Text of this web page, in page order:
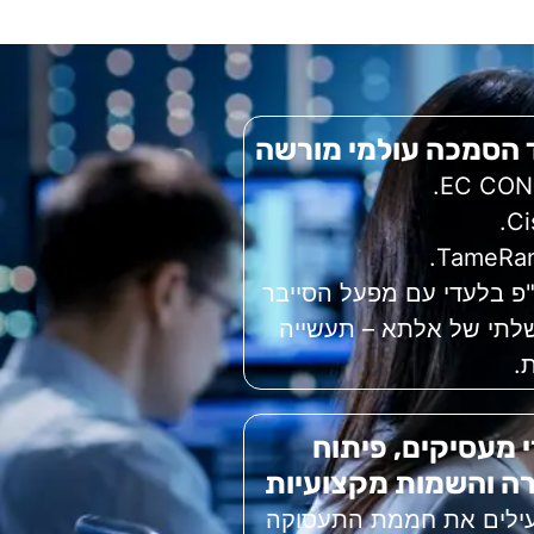
הסמכה עולמי מורשה
בלעדי עם מפעל הסייבר
של אלתא – תעשייה
מעסיקים, פיתוח
והשמות מקצועיות
את חממת התעסוקה